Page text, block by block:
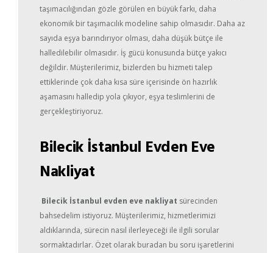
taşımacılığından gözle görülen en büyük farkı, daha
ekonomik bir taşımacılık modeline sahip olmasıdır. Daha az
sayıda eşya barındırıyor olması, daha düşük bütçe ile
halledilebilir olmasıdır. İş gücü konusunda bütçe yakıcı
değildir. Müşterilerimiz, bizlerden bu hizmeti talep
ettiklerinde çok daha kısa süre içerisinde ön hazırlık
aşamasını halledip yola çıkıyor, eşya teslimlerini de
gerçekleştiriyoruz.
Bilecik İstanbul Evden Eve
Nakliyat
Bilecik İstanbul evden eve nakliyat sürecinden
bahsedelim istiyoruz. Müşterilerimiz, hizmetlerimizi
aldıklarında, sürecin nasıl ilerleyeceği ile ilgili sorular
sormaktadırlar. Özet olarak buradan bu soru işaretlerini